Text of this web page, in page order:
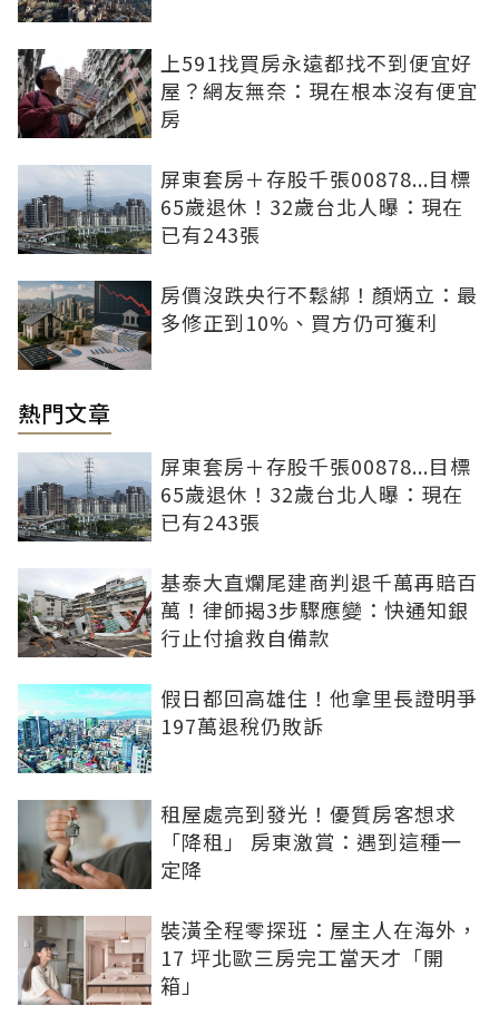
上591找買房永遠都找不到便宜好
屋？網友無奈：現在根本沒有便宜
房
屏東套房＋存股千張00878...目標
65歲退休！32歲台北人曝：現在
已有243張
房價沒跌央行不鬆綁！顏炳立：最
多修正到10%、買方仍可獲利
熱門文章
屏東套房＋存股千張00878...目標
65歲退休！32歲台北人曝：現在
已有243張
基泰大直爛尾建商判退千萬再賠百
萬！律師揭3步驟應變：快通知銀
行止付搶救自備款
假日都回高雄住！他拿里長證明爭
197萬退稅仍敗訴
租屋處亮到發光！優質房客想求
「降租」 房東激賞：遇到這種一
定降
裝潢全程零探班：屋主人在海外，
17 坪北歐三房完工當天才「開
箱」